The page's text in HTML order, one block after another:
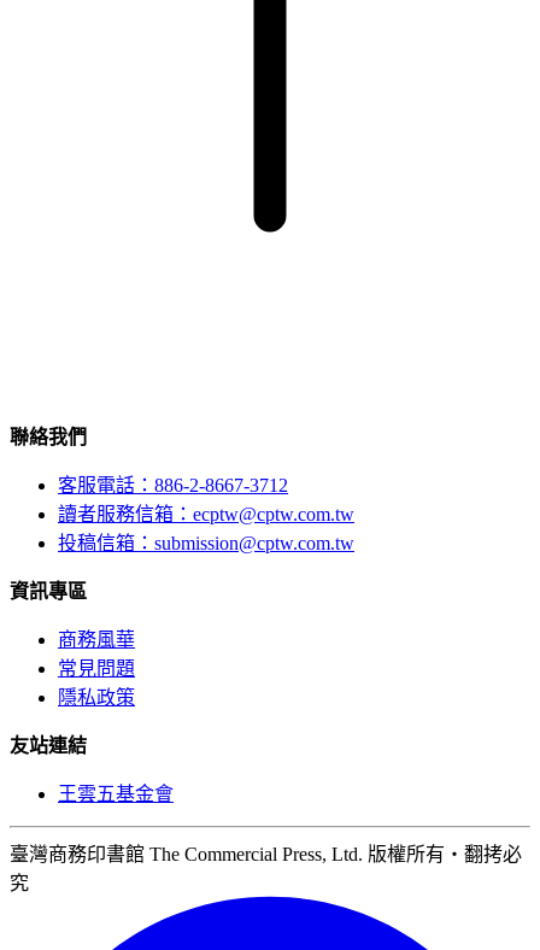
聯絡我們
客服電話：886-2-8667-3712
讀者服務信箱：ecptw@cptw.com.tw
投稿信箱： submission@cptw.com.tw
資訊專區
商務風華
常見問題
隱私政策
友站連結
王雲五基金會
臺灣商務印書館 The Commercial Press, Ltd. 版權所有‧翻拷必
究